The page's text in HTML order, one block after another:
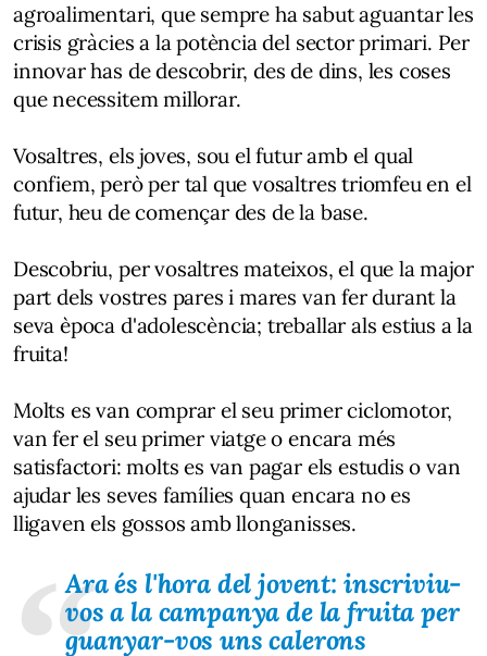
agroalimentari, que sempre ha sabut aguantar les
crisis gràcies a la potència del sector primari. Per
innovar has de descobrir, des de dins, les coses
que necessitem millorar.
Vosaltres, els joves, sou el futur amb el qual
confiem, però per tal que vosaltres triomfeu en el
futur, heu de començar des de la base.
Descobriu, per vosaltres mateixos, el que la major
part dels vostres pares i mares van fer durant la
seva època d'adolescència; treballar als estius a la
fruita!
Molts es van comprar el seu primer ciclomotor,
van fer el seu primer viatge o encara més
satisfactori: molts es van pagar els estudis o van
ajudar les seves famílies quan encara no es
lligaven els gossos amb llonganisses.
Ara és l'hora del jovent: inscriviu-
vos a la campanya de la fruita per
guanyar-vos uns calerons